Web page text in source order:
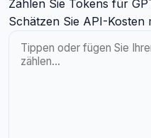
Zählen Sie Tokens für
Schätzen Sie API-Kosten